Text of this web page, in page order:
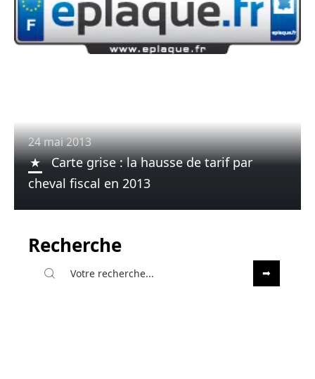
24 mai 2013
Carte grise : la hausse de tarif par
cheval fiscal en 2013
Recherche